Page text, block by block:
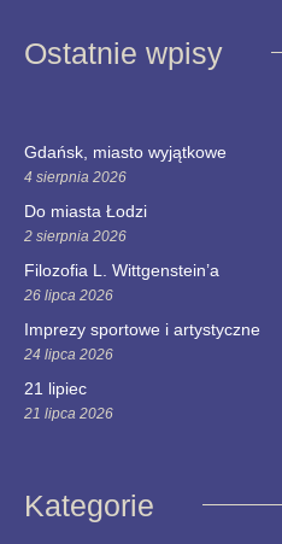
Ostatnie wpisy
Gdańsk, miasto wyjątkowe
4 sierpnia 2026
Do miasta Łodzi
2 sierpnia 2026
Filozofia L. Wittgenstein’a
26 lipca 2026
Imprezy sportowe i artystyczne
24 lipca 2026
21 lipiec
21 lipca 2026
Kategorie